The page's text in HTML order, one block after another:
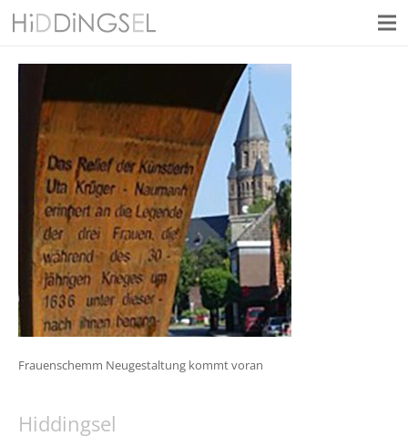
Frauenschemm Neugestaltung kommt voran
Hiddingsel